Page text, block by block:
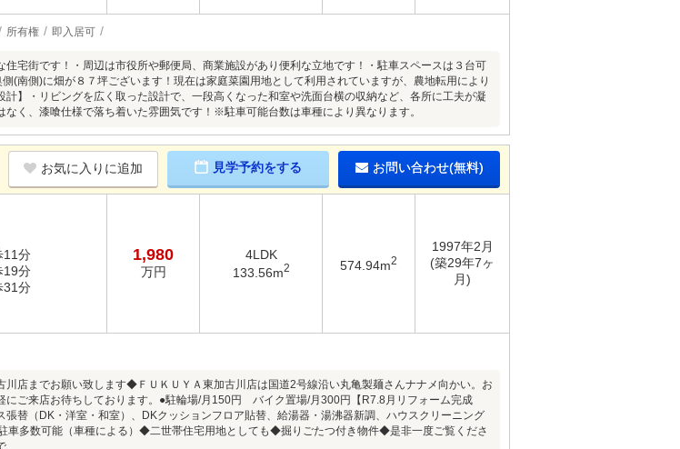
所有権 即入居可
住宅街です！・周辺は市役所や郵便局、商業施設があり便利な立地です！・駐車スペースは３台可
(南側)に畑が８７坪ございます！現在は家庭菜園用地として利用されていますが、農地転用により
】・リビングを広く取った設計で、一段高くなった和室や洗面台横の収納など、各所に工夫が凝
く、漆喰仕様で落ち着いた雰囲気です！※駐車可能台数は車種により異なります。
お気に入りに追加 見学予約をする お問い合わせ(無料)
11分
19分
31分
1,980
万円
4LDK
133.56m2 574.94m2
1997年2月
(築29年7ヶ
月)
店までお願い致します◆ＦＵＫＵＹＡ東加古川店は国道2号線沿い丸亀製麺さんナナメ向かい。お
にご来店お待ちしております。●駐輪場/月150円 バイク置場/月300円【R7.8月リフォーム完成
替（DK・洋室・和室）、DKクッションフロア貼替、給湯器・湯沸器新調、ハウスクリーニング
多数可能（車種による）◆二世帯住宅用地としても◆掘りごたつ付き物件◆是非一度ご覧くださ